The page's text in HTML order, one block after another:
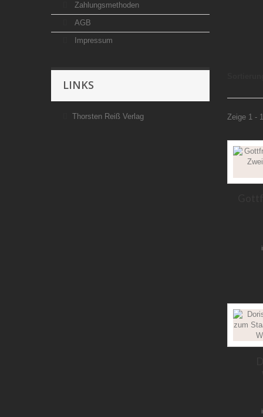
Zahlungsmethoden
AGB
Impressum
LINKS
Thorsten Reiß Verlag Zeige 1 -